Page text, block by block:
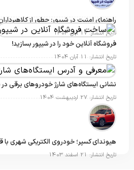
راهنمای امنیت در شیپور: چطور از
تاریخ انتشار: 17 آبان 1404
فروشگاه آنلاین خود را در شیپور بسازید!
تاریخ انتشار: 11 آبان 1404
نشانی ایستگاه‌های شارژ خودروهای برقی در
تاریخ انتشار: 27 اردیبهشت 1404
هیوندای کسپر؛ خودروی الکتریکی شهری با
تاریخ انتشار: 21 اسفند 1403